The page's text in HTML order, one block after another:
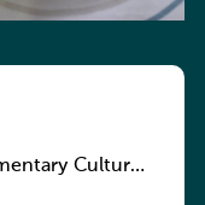
Culture